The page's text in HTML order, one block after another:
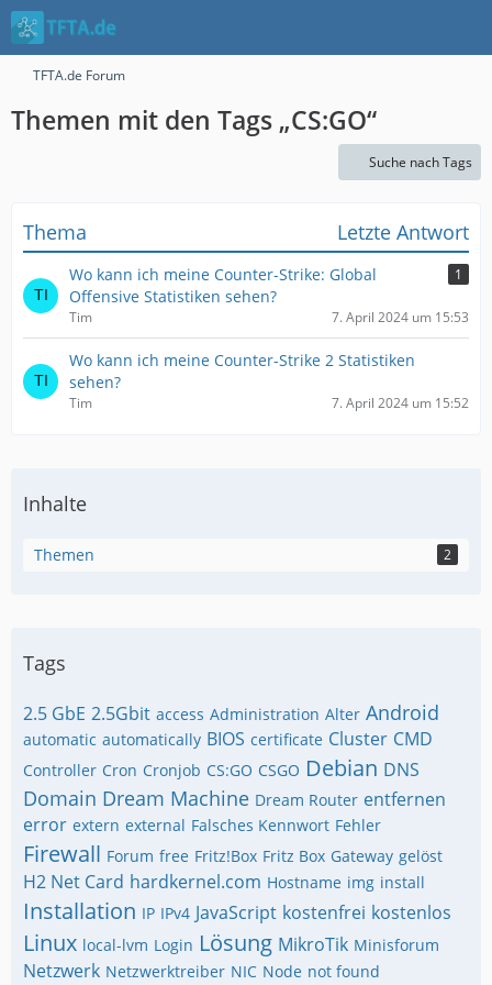
TFTA.de Forum
Themen mit den Tags „CS:GO“
Suche nach Tags
Thema Letzte Antwort
Wo kann ich meine Counter-Strike: Global
Offensive Statistiken sehen?
1
Tim 7. April 2024 um 15:53
Wo kann ich meine Counter-Strike 2 Statistiken
sehen?
Tim 7. April 2024 um 15:52
Inhalte
Themen 2
Tags
2.5 GbE 2.5Gbit access Administration Alter Android
automatic automatically BIOS certificate Cluster CMD
Controller Cron Cronjob CS:GO CSGO Debian DNS
Domain Dream Machine Dream Router entfernen
error extern external Falsches Kennwort Fehler
Firewall Forum free Fritz!Box Fritz Box Gateway gelöst
H2 Net Card hardkernel.com Hostname img install
Installation IP IPv4 JavaScript kostenfrei kostenlos
Linux local-lvm Login Lösung MikroTik Minisforum
Netzwerk Netzwerktreiber NIC Node not found